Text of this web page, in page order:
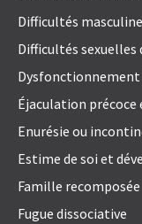
Difficultés
Difficultés sexuelles
Éjaculation précoce
Enurésie ou
Estime de soi et
Famille recomposée
Fugue dissociative